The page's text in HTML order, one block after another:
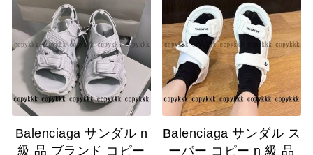
Balenciaga サンダル n
級 品 ブランド コピー
Balenciaga サンダル ス
ーパー コピー n 級 品